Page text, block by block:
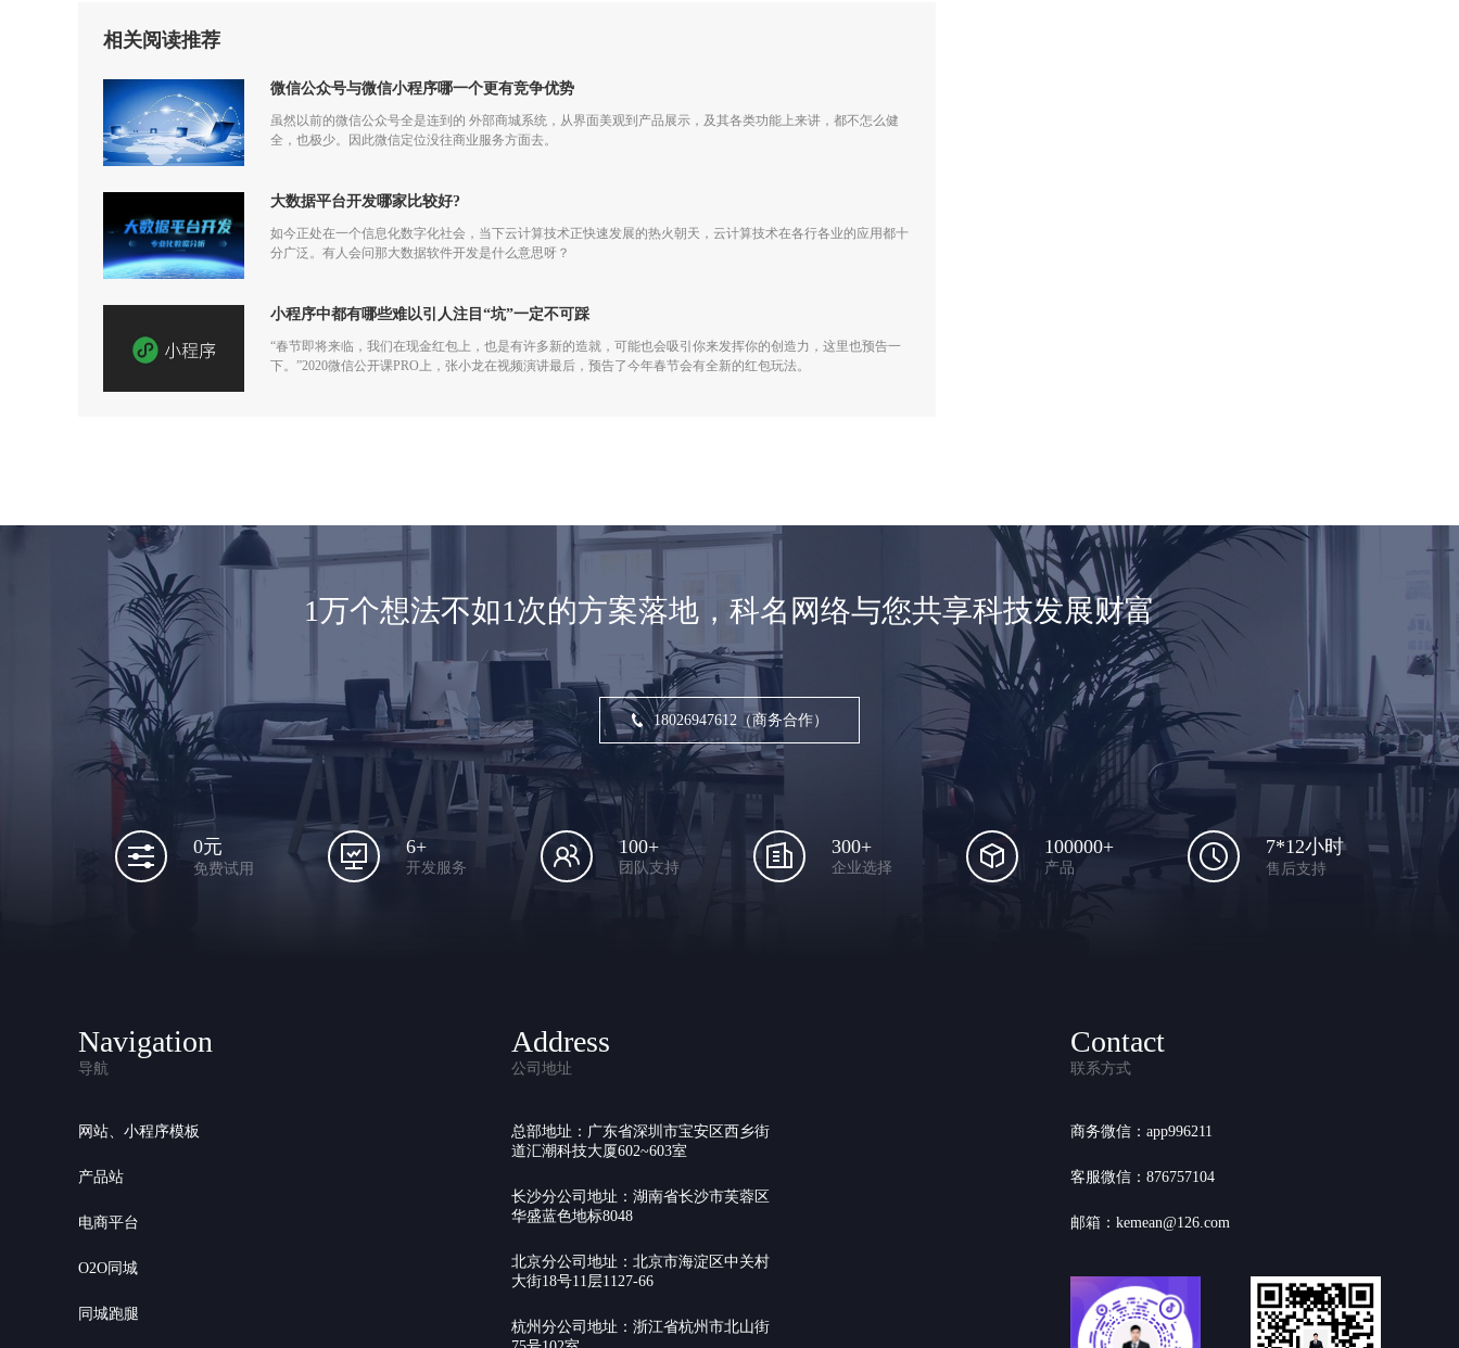
相关阅读推荐
微信公众号与微信小程序哪一个更有竞争优势
虽然以前的微信公众号全是连到的 外部商城系统，从界面美观到产品展示，及其各类功能上来讲，都不怎么健
全，也极少。因此微信定位没往商业服务方面去。
大数据平台开发哪家比较好?
如今正处在一个信息化数字化社会，当下云计算技术正快速发展的热火朝天，云计算技术在各行各业的应用都十
分广泛。有人会问那大数据软件开发是什么意思呀？
小程序中都有哪些难以引人注目“坑”一定不可踩
“春节即将来临，我们在现金红包上，也是有许多新的造就，可能也会吸引你来发挥你的创造力，这里也预告一
下。”2020微信公开课PRO上，张小龙在视频演讲最后，预告了今年春节会有全新的红包玩法。
1万个想法不如1次的方案落地，科名网络与您共享科技发展财富
18026947612（商务合作）
0元
免费试用
6+
开发服务
100+
团队支持
300+
企业选择
100000+
产品
7*12小时
售后支持
Navigation
导航
网站、小程序模板
产品站
电商平台
O2O同城
同城跑腿
Address
公司地址
总部地址：广东省深圳市宝安区西乡街
道汇潮科技大厦602~603室
长沙分公司地址：湖南省长沙市芙蓉区
华盛蓝色地标8048
北京分公司地址：北京市海淀区中关村
大街18号11层1127-66
杭州分公司地址：浙江省杭州市北山街
Contact
联系方式
商务微信：app996211
客服微信：876757104
邮箱：kemean@126.com